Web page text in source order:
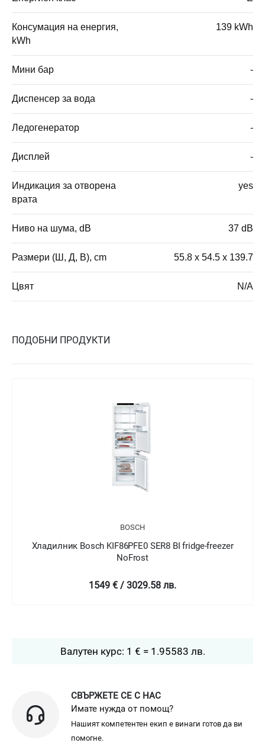
Консумация на енергия,
kWh
139 kWh
Мини бар -
Диспенсер за вода -
Ледогенератор -
Дисплей -
Индикация за отворена
врата
yes
Ниво на шума, dB 37 dB
Размери (Ш, Д, В), cm 55.8 x 54.5 x 139.7
Цвят N/A
ПОДОБНИ ПРОДУКТИ
Bosch KIF86PFE0 SER8 BI fridge-freezer
1549 € / 3029.58 лв.
Хладилник
Валутен курс: 1 € = 1.95583 лв.
СВЪРЖЕТЕ СЕ С НАС
Имате нужда от помощ?
Нашият компетентен екип е винаги готов да ви
помогне.